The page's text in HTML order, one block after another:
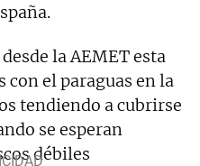
la AEMET esta
con el paraguas en la
tendiendo a cubrirse
se esperan
débiles